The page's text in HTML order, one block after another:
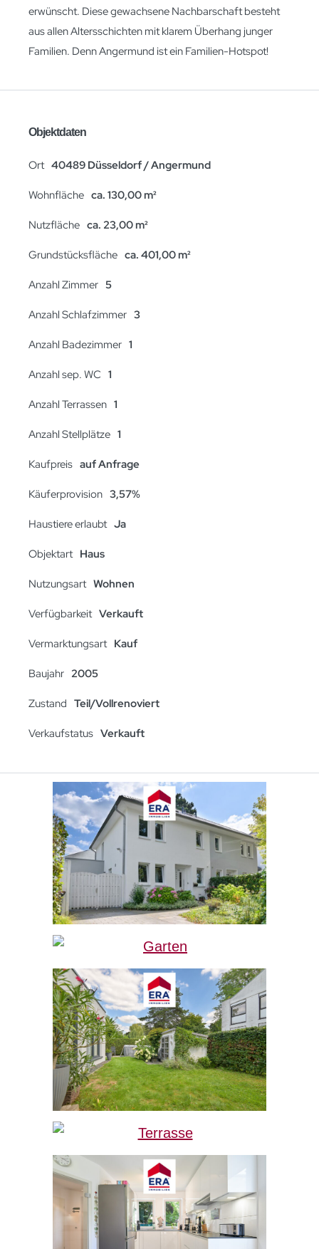
erwünscht. Diese gewachsene Nachbarschaft besteht
aus allen Altersschichten mit klarem Überhang junger
Familien. Denn Angermund ist ein Familien-Hotspot!
Objektdaten
Ort 40489 Düsseldorf / Angermund
Wohnfläche ca. 130,00 m²
Nutzfläche ca. 23,00 m²
Grundstücksfläche ca. 401,00 m²
Anzahl Zimmer 5
Anzahl Schlafzimmer 3
Anzahl Badezimmer 1
Anzahl sep. WC 1
Anzahl Terrassen 1
Anzahl Stellplätze 1
Kaufpreis auf Anfrage
Käuferprovision 3,57%
Haustiere erlaubt Ja
Objektart Haus
Nutzungsart Wohnen
Verfügbarkeit Verkauft
Vermarktungsart Kauf
Baujahr 2005
Zustand Teil/Vollrenoviert
Verkaufstatus Verkauft